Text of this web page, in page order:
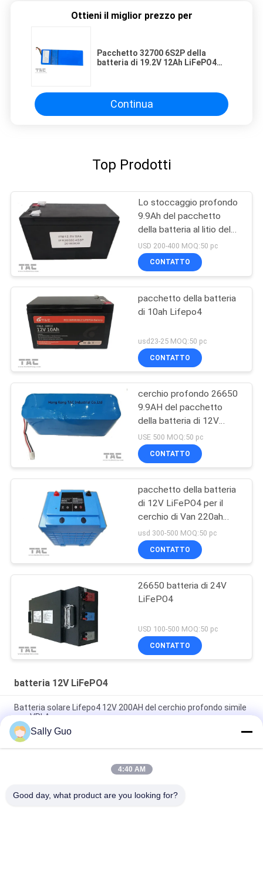
Ottieni il miglior prezzo per
Pacchetto 32700 6S2P della
batteria di 19.2V 12Ah LiFePO4
Continua
Top Prodotti
Lo stoccaggio profondo
9.9Ah del pacchetto
della batteria al litio del
ciclo 12V sostituisce la
batteria del GEL
USD 200-400 MOQ:50 pc
CONTATTO
pacchetto della batteria
di 10ah Lifepo4
usd23-25 MOQ:50 pc
CONTATTO
cerchio profondo 26650
9.9AH del pacchetto
della batteria di 12V
LiFePO4 per potere di
sostegno ESS portatile
USE 500 MOQ:50 pc
CONTATTO
pacchetto della batteria
di 12V LiFePO4 per il
cerchio di Van 220ah
Deep 2000 volte
usd 300-500 MOQ:50 pc
CONTATTO
26650 batteria di 24V
LiFePO4
USD 100-500 MOQ:50 pc
CONTATTO
batteria 12V LiFePO4
Batteria solare Lifepo4 12V 200AH del cerchio profondo simile
con VRLA
pacchetto della batteria di 7.2Ah 12V LifePO4 per la
sostituzione acida al piombo leggera di sostegno e solare
Batteria al litio ad alta temperatura 12V 20AH 40135 4S1P per
Sally Guo
4:40 AM
Good day, what product are you looking for?